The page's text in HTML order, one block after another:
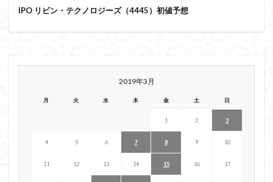
IPO リビン・テクノロジーズ（4445）初値予想
2019年3月
月 火 水 木 金 土 日
1 2 3
4 5 6 7 8 9 10
11 12 13 14 15 16 17